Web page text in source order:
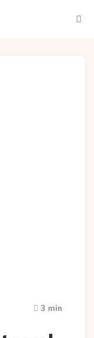
3 min